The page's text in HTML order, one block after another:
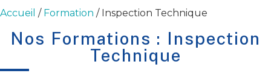
Accueil / Formation / Inspection Technique
Nos Formations : Inspection
Technique